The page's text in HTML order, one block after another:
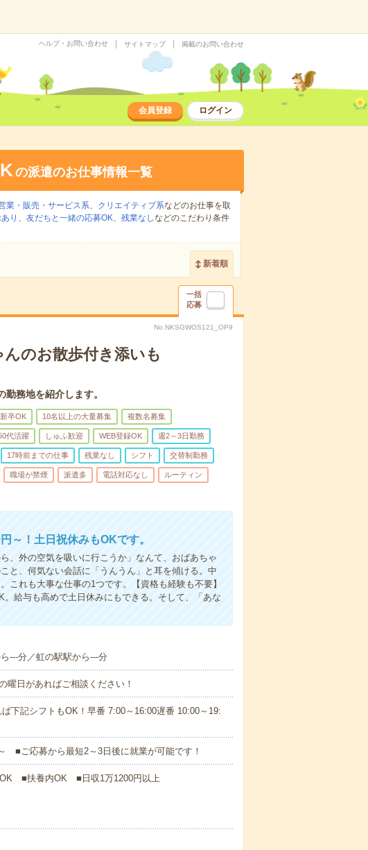
ヘルプ・お問い合わせ サイトマップ 掲載のお問い合わせ
会員登録 ログイン
の派遣のお仕事情報一覧
業・販売・サービス系、 クリエイティブ系などのお仕事を取
り 、 友だちと一緒の応募OK、 残業なしなどのこだわり条件
新着順
一括
応募
No.NKSGWOS121_OP9
んのお散歩付き添いも
務地を紹介します。
卒OK 10名以上の大量募集 複数名募集
代活躍 しゅふ歓迎 WEB登録OK 週2～3日勤務
17時前までの仕事 残業なし シフト 交替制勤務
職場が禁煙 派遣多 電話対応なし ルーティン
！土日祝休みもOKです。
、外の空気を吸いに行こうか」なんて、おばあちゃ
と、何気ない会話に「うんうん」と耳を傾ける。中
これも大事な仕事の1つです。【資格も経験も不要】
給与も高めで土日休みにもできる。そして、「あな
---分／虹の駅駅から---分
曜日があればご相談ください！
下記シフトもOK！早番 7:00～16:00遅番 10:00～19:
■ご応募から最短2～3日後に就業が可能です！
■扶養内OK ■日収1万1200円以上